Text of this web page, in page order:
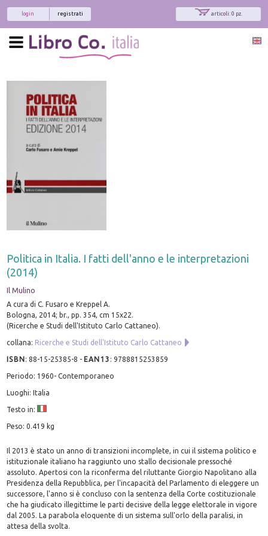
articoli: 0 pz.
registrati
login
Politica in Italia. I fatti dell'anno e le interpretazioni
(2014)
Il Mulino
A cura di C. Fusaro e Kreppel A.
Bologna, 2014; br., pp. 354, cm 15x22.
(Ricerche e Studi dell'Istituto Carlo Cattaneo).
collana: Ricerche e Studi dell'Istituto Carlo Cattaneo
ISBN:88-15-25385-8 - EAN13 :9788815253859
Periodo: 1960- Contemporaneo
Luoghi: Italia
Testo in:
Peso: 0.419 kg
Il 2013 è stato un anno di transizioni incomplete, in cui il sistema politico e
istituzionale italiano ha raggiunto uno stallo decisionale pressoché
assoluto. Apertosi con la riconferma del riluttante Giorgio Napolitano alla
Presidenza della Repubblica, per l'incapacità del Parlamento di eleggere un
successore, l'anno si è concluso con la sentenza della Corte costituzionale
che ha giudicato illegittime le parti decisive della legge elettorale in vigore
dal 2005. La parabola eloquente di un sistema sull'orlo della paralisi, in
attesa della svolta.